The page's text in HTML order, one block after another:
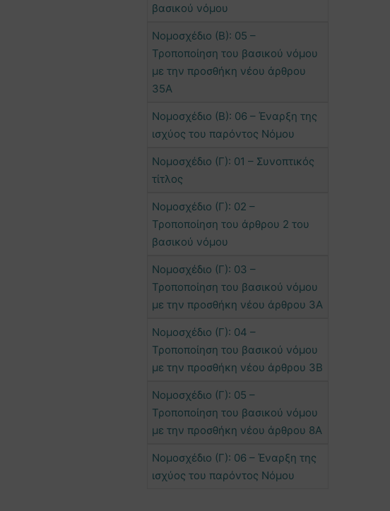
βασικού νόμου
Νομοσχέδιο (Β): 05 –
Τροποποίηση του βασικού νόμου
με την προσθήκη νέου άρθρου
35Α
Νομοσχέδιο (Β): 06 – Έναρξη της
ισχύος του παρόντος Νόμου
Νομοσχέδιο (Γ): 01 – Συνοπτικός
τίτλος
Νομοσχέδιο (Γ): 02 –
Τροποποίηση του άρθρου 2 του
βασικού νόμου
Νομοσχέδιο (Γ): 03 –
Τροποποίηση του βασικού νόμου
με την προσθήκη νέου άρθρου 3Α
Νομοσχέδιο (Γ): 04 –
Τροποποίηση του βασικού νόμου
με την προσθήκη νέου άρθρου 3Β
Νομοσχέδιο (Γ): 05 –
Τροποποίηση του βασικού νόμου
με την προσθήκη νέου άρθρου 8Α
Νομοσχέδιο (Γ): 06 – Έναρξη της
ισχύος του παρόντος Νόμου